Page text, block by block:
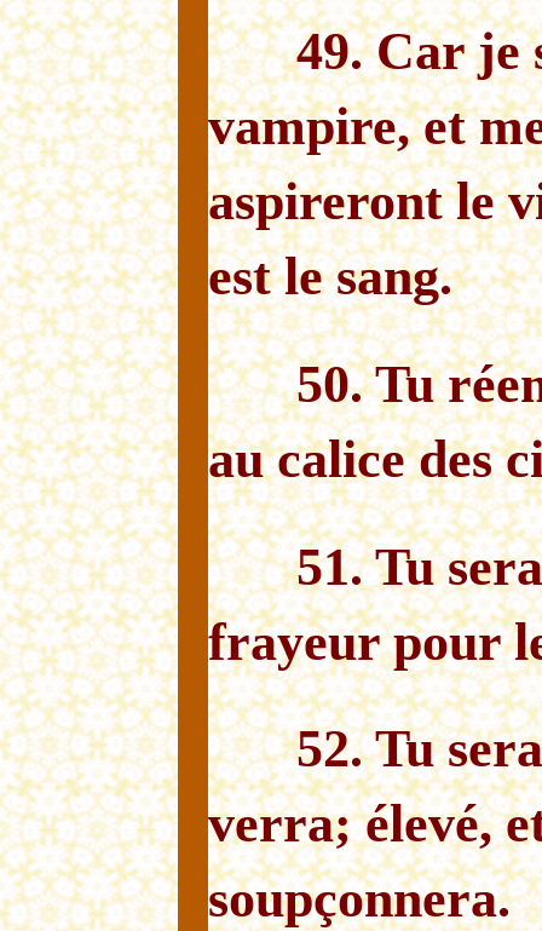
49. Car je
vampire, et
aspireront le
est le sang.
50. Tu
au calice des
51. Tu
frayeur pour
52. Tu
verra; élevé,
soupçonnera.